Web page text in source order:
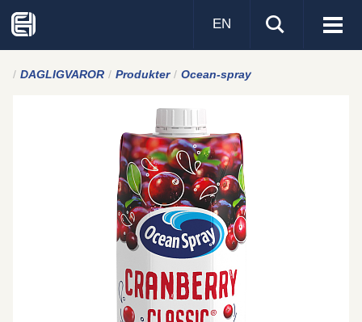
Visa
EN
DAGLIGVAROR Produkter Ocean-spray